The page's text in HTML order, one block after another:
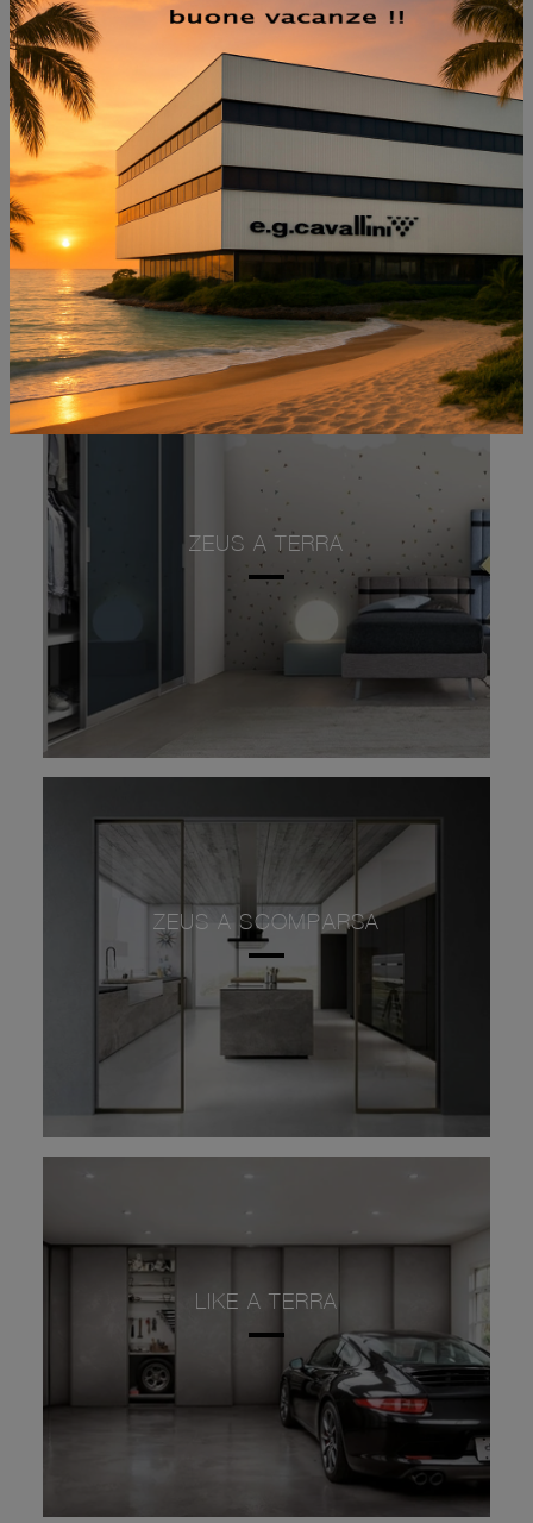
NON PERDERTI ANCHE:
ZEUS A TERRA
ZEUS A SCOMPARSA
LIKE A TERRA